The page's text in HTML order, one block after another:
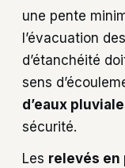
une pente
l’évacuation
d’étanchéité
sens
d’eaux
sécurité.
Les relevés en